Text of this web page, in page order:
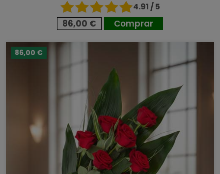
4.91 / 5
86,00 € Comprar
86,00 €